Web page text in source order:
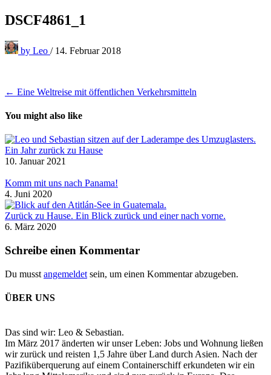
DSCF4861_1
by Leo / 14. Februar 2018
Beitragsnavigation
← Eine Weltreise mit öffentlichen Verkehrsmitteln
You might also like
Ein Jahr zurück zu Hause
10. Januar 2021
Komm mit uns nach Panama!
4. Juni 2020
Zurück zu Hause. Ein Blick zurück und einer nach vorne.
6. März 2020
Schreibe einen Kommentar
Du musst angemeldet sein, um einen Kommentar abzugeben.
ÜBER UNS
Das sind wir: Leo & Sebastian.
Im März 2017 änderten wir unser Leben: Jobs und Wohnung ließen
wir zurück und reisten 1,5 Jahre über Land durch Asien. Nach der
Pazifiküberquerung auf einem Containerschiff erkundeten wir ein